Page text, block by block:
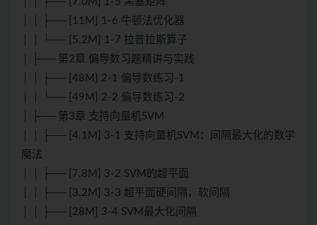
│ │ ├── [11M] 1-6 牛顿法优化器
│ │ └── [5.2M] 1-7 拉普拉斯算子
│ ├── 第2章 偏导数习题精讲与实践
│ │ ├── [48M] 2-1 偏导数练习-1
│ │ └── [49M] 2-2 偏导数练习-2
│ ├── 第3章 支持向量机SVM
│ │ ├── [4.1M] 3-1 支持向量机SVM：间隔最大化的数学
魔法
│ │ ├── [7.8M] 3-2 SVM的超平面
│ │ ├── [3.2M] 3-3 超平面硬间隔，软间隔
│ │ ├── [28M] 3-4 SVM最大化间隔